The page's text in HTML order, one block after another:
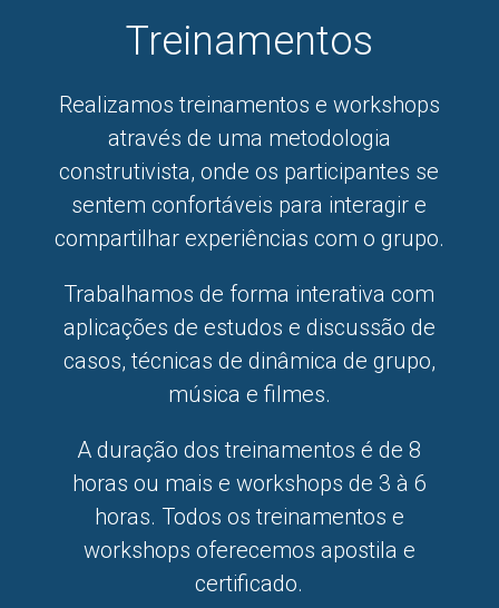
Treinamentos
Realizamos treinamentos e workshops
através de uma metodologia
construtivista, onde os participantes se
sentem confortáveis para interagir e
compartilhar experiências com o grupo.
Trabalhamos de forma interativa com
aplicações de estudos e discussão de
casos, técnicas de dinâmica de grupo,
música e filmes.
A duração dos treinamentos é de 8
horas ou mais e workshops de 3 à 6
horas. Todos os treinamentos e
workshops oferecemos apostila e
certificado.